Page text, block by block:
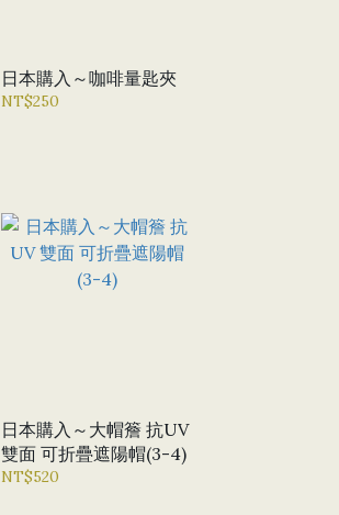
日本購入～咖啡量匙夾
NT$250
日本購入～大帽簷 抗UV
雙面 可折疊遮陽帽(3-4)
NT$520